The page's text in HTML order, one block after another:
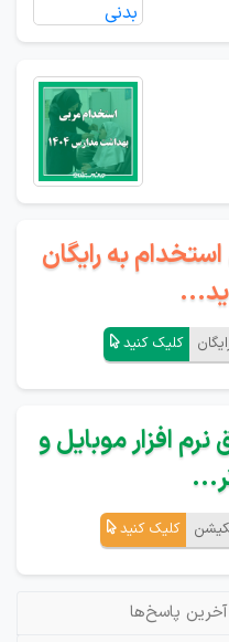
به رایگان
کلیک کنید
افزار موبایل و
کلیک کنید
آخرین پاسخ‌ها